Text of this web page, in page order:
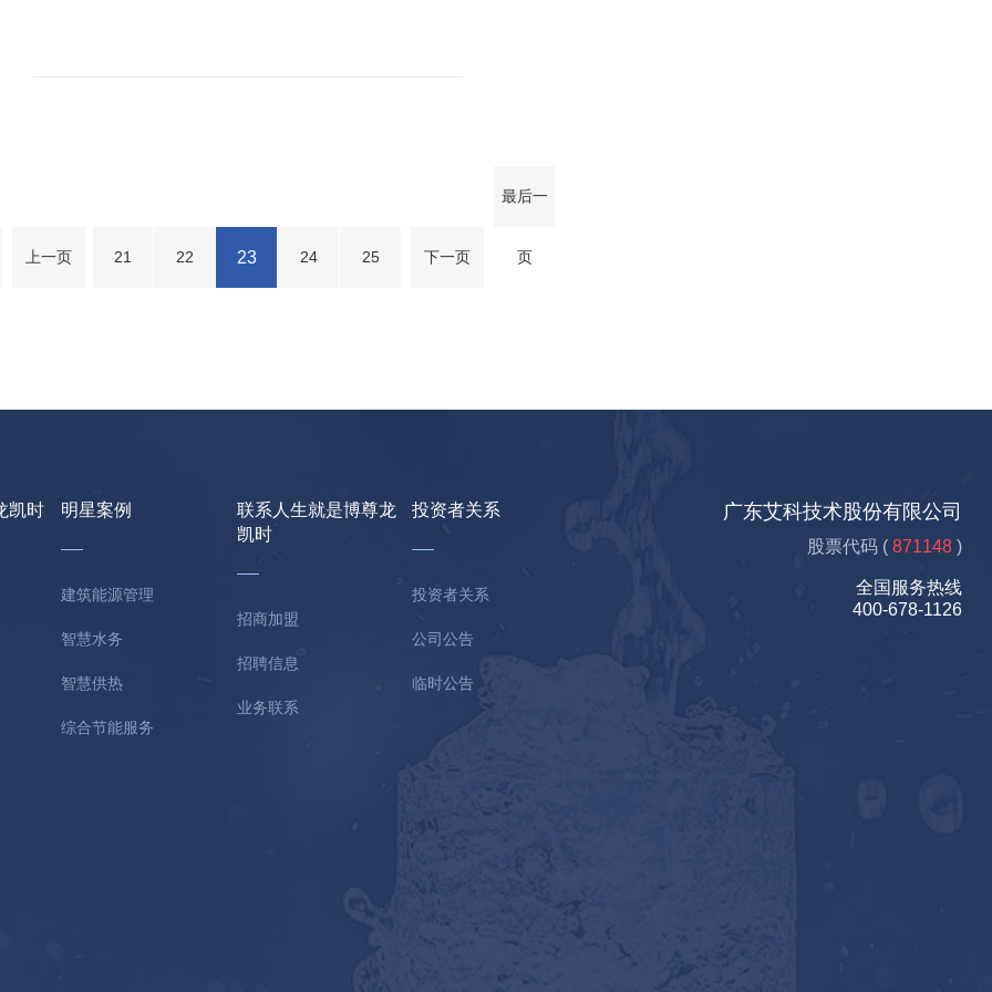
上一页 21 22 23 24 25 下一页
最后一
页
凯时 明星案例
建筑能源管理
智慧水务
智慧供热
综合节能服务
联系人生就是博尊龙
凯时
招商加盟
招聘信息
业务联系
投资者关系
投资者关系
公司公告
临时公告
广东艾科技术股份有限公司
股票代码 (871148 )
全国服务热线
400-678-1126